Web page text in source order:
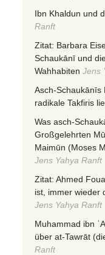
Ibn Khaldun und
Ranft
Zitat: Barbara
Schaukānī und
Wahhabiten Jens
Asch-Schaukānīs
radikale Takfiris
Was asch-
Großgelehrten
Maimūn (Moses
Jens Yahya Ranft
Zitat: Ahmed
ist, immer wieder
Jens Yahya Ranft
Muhammad ibn
über at-Tawrāt
Ranft